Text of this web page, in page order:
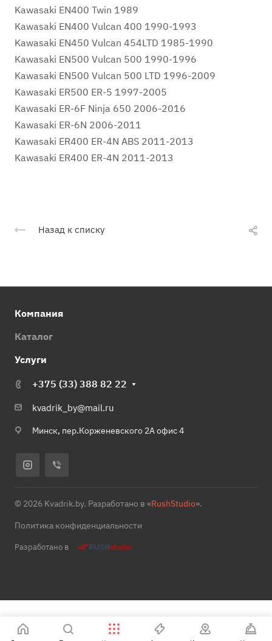
Kawasaki EN400 Twin 1989
Kawasaki EN400 Vulcan 400 1990-1993
Kawasaki EN450 Vulcan 454LTD 1985-1990
Kawasaki EN500 Vulcan 500 1990-1996
Kawasaki EN500 Vulcan 500 LTD 1996-2009
Kawasaki ER500 ER-5 1997-2005
Kawasaki ER-6F Ninja 650 2006-2016
Kawasaki ER-6N 2006-2011
Kawasaki ER400 ER-4N ABS 2011-2013
Kawasaki ER400 ER-4N 2011-2013
Назад к списку
Компания
Каталог
Услуги
+375 (33) 388 82 22
kvadrik_by@mail.ru
Минск, пер.Корженевского 2А офис 4
© 2026 Kvadrik.by. Разработано в «RushStudio».
Политика конфиденциальности
Разработано в